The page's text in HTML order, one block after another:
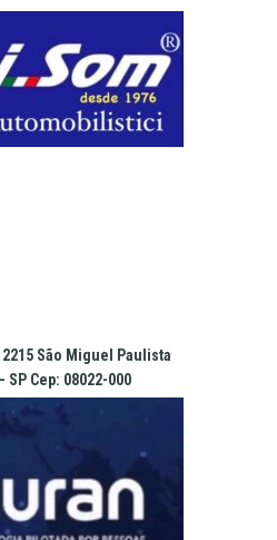
São Miguel Paulista
SP Cep: 08022-000